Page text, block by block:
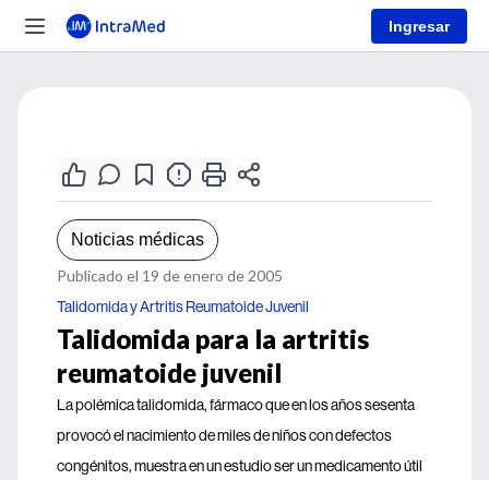
Ingresar
Noticias médicas
Publicado el 19 de enero de 2005
Talidomida y Artritis Reumatoide Juvenil
Talidomida para la artritis
reumatoide juvenil
La polémica talidomida, fármaco que en los años sesenta
provocó el nacimiento de miles de niños con defectos
congénitos, muestra en un estudio ser un medicamento útil